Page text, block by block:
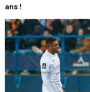
ans !